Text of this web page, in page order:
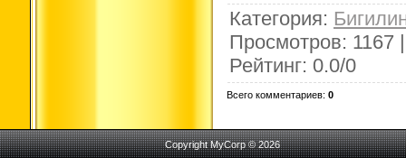
Категория:
Просмотров: 1167
Рейтинг: 0.0/0
Всего комментариев: 0
Copyright MyCorp © 2026